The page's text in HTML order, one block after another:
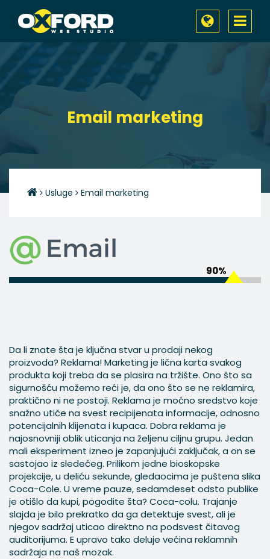
Toggle
Email marketing
Usluge Email marketing
90%
Da li znate šta je ključna stvar u prodaji nekog
proizvoda? Reklama! Marketing je lična karta svakog
produkta koji treba da se plasira na tržište. Ono što sa
sigurnošću možemo reći je, da ono što se ne reklamira,
praktično ni ne postoji. Reklama je moćno sredstvo koje
snažno utiče na svest recipijenata informacije, odnosno
potencijalnih klijenata i kupaca. Dobra reklama je
najosnovniji oblik uticanja na željenu ciljnu grupu. Jedan
mali eksperiment izneo je zapanjujući zaključak, a on se
sastojao iz sledećeg. Prilikom jedne bioskopske
projekcije, u deliću sekunde, gledaocima je puštena slika
Coca-Cole. U vreme pauze, sedamdeset odsto publike
je otišlo da kupi, pogodite šta? Coca-colu. Trajanje
slajda je bilo prekratko da ga detektuje svest, ali je
njegov sadržaj uticao direktno na podsvest čitavog
auditorijuma. E upravo tako deluje većina reklamnih
sadržaja na naš mozak.